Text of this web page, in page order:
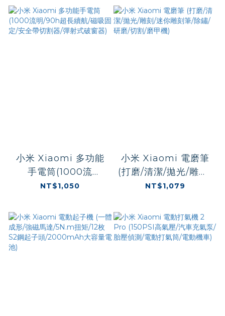
控制/超長續航)
小米 Xiaomi 多功能
手電筒(1000流
明/90h超長續航/磁吸
射式破窗器)
NT$1,050
小米 Xiaomi 電磨筆
(打磨/清潔/拋光/雕刻/
迷你雕刻筆/除鏽/研
NT$1,079